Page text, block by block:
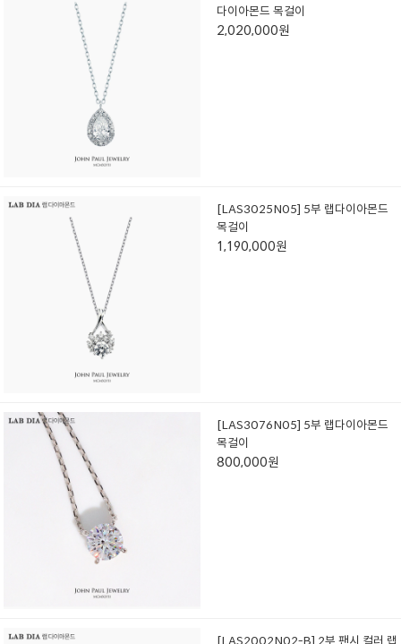
다이아몬드 목걸이
2,020,000원
[LAS3025N05] 5부 랩다이아몬드
목걸이
1,190,000원
[LAS3076N05] 5부 랩다이아몬드
목걸이
800,000원
[LAS2002N02-B] 2부 팬시 컬러 랩